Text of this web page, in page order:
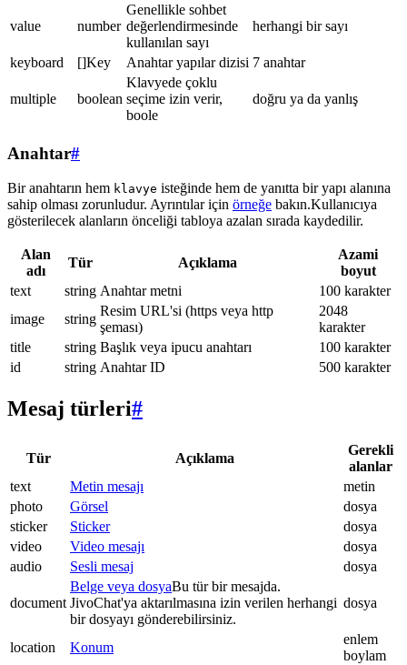
value number
Genellikle sohbet
değerlendirmesinde
kullanılan sayı
herhangi bir sayı
keyboard []Key Anahtar yapılar dizisi 7 anahtar
multiple boolean
Klavyede çoklu
seçime izin verir,
boole
doğru ya da yanlış
Anahtar#
Bir anahtarın hem klavye isteğinde hem de yanıtta bir yapı alanına
sahip olması zorunludur. Ayrıntılar için örneğe bakın.Kullanıcıya
gösterilecek alanların önceliği tabloya azalan sırada kaydedilir.
Alan
adı
Tür Açıklama
Azami
boyut
text
string Anahtar metni
100 karakter
image
string
Resim URL'si (https veya http
şeması)
2048
karakter
title
string Başlık veya ipucu anahtarı
100 karakter
id
string Anahtar ID 500 karakter
Mesaj türleri#
Tür Açıklama
Gerekli
alanlar
text
Metin mesajı
metin
photo
Görsel
dosya
sticker
Sticker
dosya
video
Video mesajı
dosya
audio
Sesli mesaj dosya
document
Belge veya dosyaBu tür bir mesajda.
JivoChat'ya aktarılmasına izin verilen herhangi
bir dosyayı gönderebilirsiniz.
dosya
location Konum
enlem
boylam